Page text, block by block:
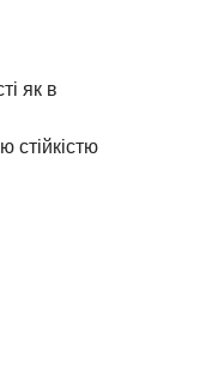
як в
стійкістю